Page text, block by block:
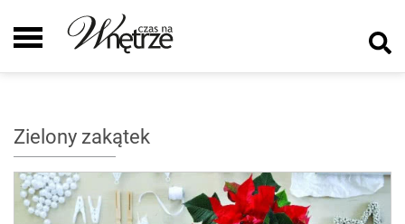
Zielony zakątek